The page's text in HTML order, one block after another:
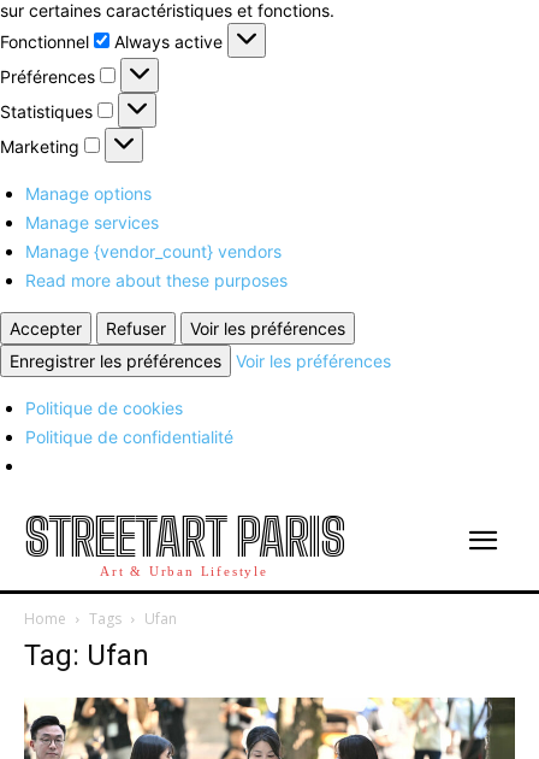
sur certaines caractéristiques et fonctions.
Fonctionnel
Fonctionnel
Always active
Préférences
Préférences
Statistiques
Statistiques
Marketing
Marketing
Manage options
Manage services
Manage {vendor_count} vendors
Read more about these purposes
Accepter Refuser
Voir les préférences
Enregistrer les préférences
Voir les préférences
Politique de cookies
Politique de confidentialité
STREETART PARIS
Art & Urban Lifestyle
Home Tags Ufan
Tag: Ufan